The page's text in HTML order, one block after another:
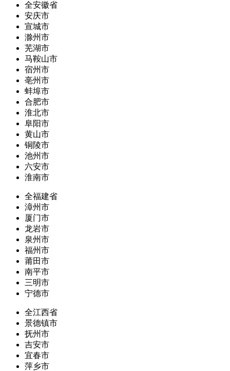
全安徽省
安庆市
宣城市
滁州市
芜湖市
马鞍山市
宿州市
亳州市
蚌埠市
合肥市
淮北市
阜阳市
黄山市
铜陵市
池州市
六安市
淮南市
全福建省
漳州市
厦门市
龙岩市
泉州市
福州市
莆田市
南平市
三明市
宁德市
全江西省
景德镇市
抚州市
吉安市
宜春市
萍乡市